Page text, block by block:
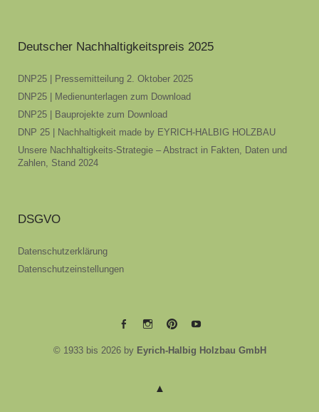
Deutscher Nachhaltigkeitspreis 2025
DNP25 | Pressemitteilung 2. Oktober 2025
DNP25 | Medienunterlagen zum Download
DNP25 | Bauprojekte zum Download
DNP 25 | Nachhaltigkeit made by EYRICH-HALBIG HOLZBAU
Unsere Nachhaltigkeits-Strategie – Abstract in Fakten, Daten und
Zahlen, Stand 2024
DSGVO
Datenschutzerklärung
Datenschutzeinstellungen
EYRICH-EYRICH-EYRICH-EYRICH-
© 1933 bis 2026 by Eyrich-Halbig Holzbau GmbH